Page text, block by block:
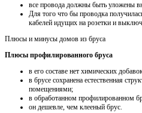
все провода должны быть уложены
Для того что бы проводка
кабелей идущих на розетки и
Плюсы и минусы домов из бруса
Плюсы профилированного бруса
в его составе нет химических
в брусе сохранена естественная
помещениями;
в обработанном профилированном
он дешевле, чем клееный брус.